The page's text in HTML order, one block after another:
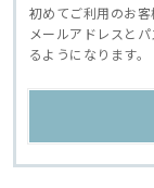
初めてご利用のお客
メールアドレスと
るようになります。